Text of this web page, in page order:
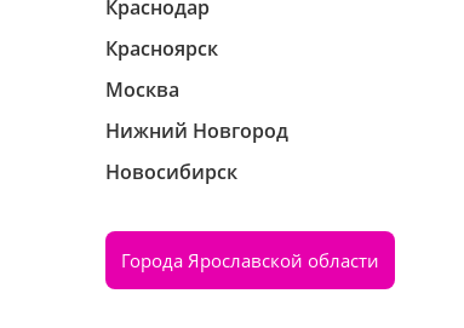
Краснодар
Красноярск
Москва
Нижний Новгород
Новосибирск
Города Ярославской области